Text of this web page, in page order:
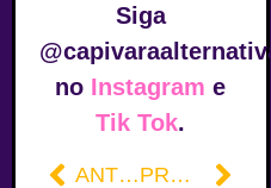
Siga
@capivaraalternativa
no Instagram e
Tik Tok.
ANTERIOR PRÓXIMO